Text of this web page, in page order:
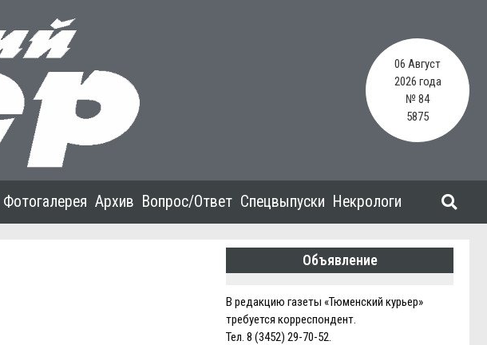
06 Август
2026 года
№ 84
5875
Фотогалерея Архив Вопрос/Ответ Спецвыпуски Некрологи
Объявление
В редакцию газеты «Тюменский курьер»
требуется корреспондент.
Тел. 8 (3452) 29-70-52.